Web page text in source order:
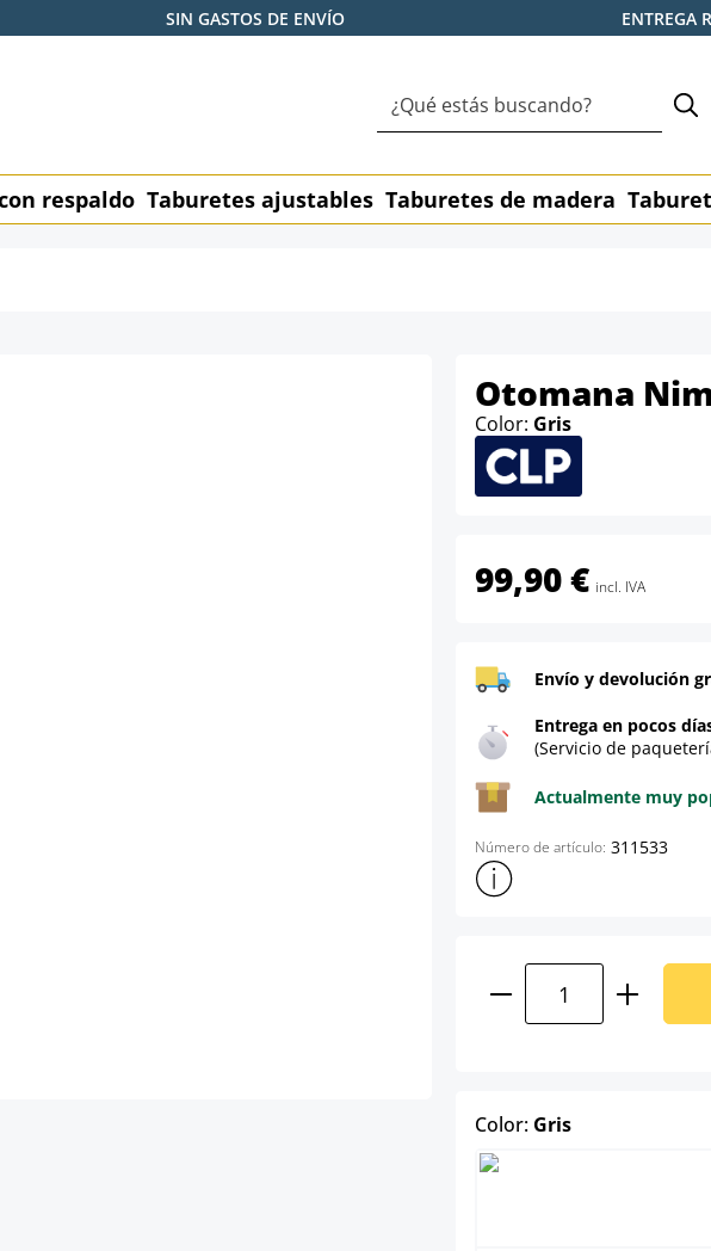
SIN GASTOS DE ENVÍO ENTREGA
respaldo Taburetes ajustables Taburetes de madera
Otomana
Color: Gris
99,90 € incl. IVA
Envío y devolución
Entrega en pocos
(Servicio de
Actualmente muy
Número de artículo: 311533
Mostrar más información
Cantidad del
Color: Grisselect